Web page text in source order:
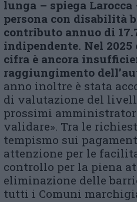
lunga – spiega Larocca
persona con disabilità
contributo annuo di
indipendente. Nel 2025
cifra è ancora
raggiungimento
anno inoltre è stata
di valutazione del
prossimi
validare». Tra le
tempismo sui
attenzione per le
controllo per la piena
eliminazione delle
tutti i Comuni